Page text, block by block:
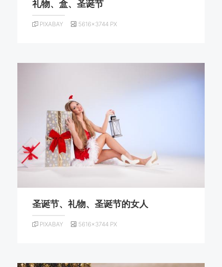
礼物、盒、圣诞节
PIXABAY 5616×3744 PX
圣诞节、礼物、圣诞节的女人
PIXABAY 5616×3744 PX